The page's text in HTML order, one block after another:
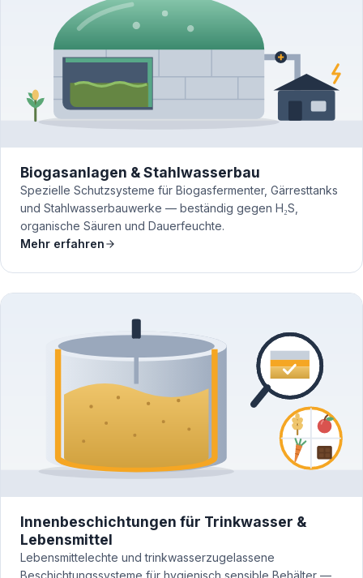
Biogasanlagen & Stahlwasserbau
Spezielle Schutzsysteme für Biogasfermenter, Gärresttanks
und Stahlwasserbauwerke — beständig gegen H₂S,
organische Säuren und Dauerfeuchte.
Mehr erfahren
Innenbeschichtungen für Trinkwasser &
Lebensmittel
Lebensmittelechte und trinkwasserzugelassene
Beschichtungssysteme für hygienisch sensible Behälter —